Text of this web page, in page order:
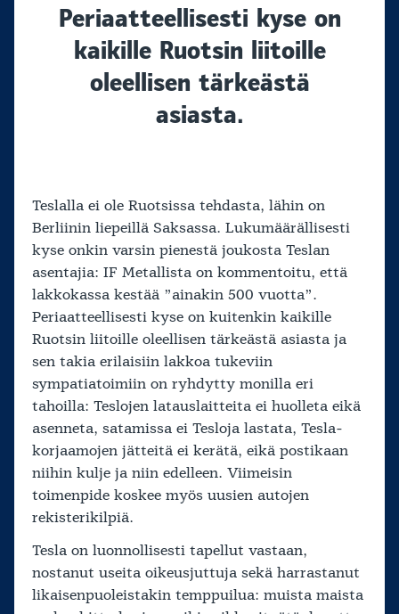
Periaatteellisesti kyse on
kaikille Ruotsin liitoille
oleellisen tärkeästä
asiasta.
Teslalla ei ole Ruotsissa tehdasta, lähin on
Berliinin liepeillä Saksassa. Lukumäärällisesti
kyse onkin varsin pienestä joukosta Teslan
asentajia: IF Metallista on kommentoitu, että
lakkokassa kestää ”ainakin 500 vuotta”.
Periaatteellisesti kyse on kuitenkin kaikille
Ruotsin liitoille oleellisen tärkeästä asiasta ja
sen takia erilaisiin lakkoa tukeviin
sympatiatoimiin on ryhdytty monilla eri
tahoilla: Teslojen latauslaitteita ei huolleta eikä
asenneta, satamissa ei Tesloja lastata, Tesla-
korjaamojen jätteitä ei kerätä, eikä postikaan
niihin kulje ja niin edelleen. Viimeisin
toimenpide koskee myös uusien autojen
rekisterikilpiä.
Tesla on luonnollisesti tapellut vastaan,
nostanut useita oikeusjuttuja sekä harrastanut
likaisenpuoleistakin temppuilua: muista maista